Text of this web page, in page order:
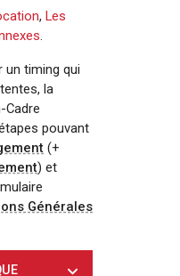
, Les
.
un timing qui
la
Cadre
pouvant
(+
) et
Générales